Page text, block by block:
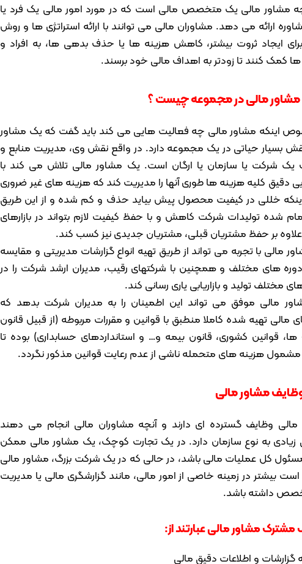
مشاور مالی یک متخصص مالی است که در مورد امور مالی یک فرد یا
ارائه می دهد. مشاوران مالی می توانند با ارائه استراتژی ها و روش
ایجاد ثروت بیشتر، کاهش هزینه ها یا حذف بدهی ها، به افراد و
کمک کنند تا زودتر به اهداف مالی خود برسند.
مالی در مجموعه چیست ؟
اینکه مشاور مالی چه فعالیت هایی می کند باید گفت که یک مشاور
بسیار حیاتی در یک مجموعه دارد. در واقع نقش وی، مدیریت منابع و
یک شرکت یا سازمان یا ارگان است. یک مشاور مالی تلاش می کند با
دقیق کلیه هزینه ها طوری آنها را مدیریت کند که هزینه های غیر ضروری
خللی در کیفیت محصول پیش بیاید حذف و کم شده و از این طریق
شده تولیدات شرکت کاهش و با حفظ کیفیت لازم بتواند در بازارهای
علاوه بر حفظ مشتریان قبلی، مشتریان جدیدی نیز کسب کند.
مالی با تجربه می تواند از طریق تهیه انواع گزارشات مدیریتی و مقایسه
دوره های مختلف و همچنین با شرکتهای رقیب، مدیران ارشد شرکت را در
مختلف تولید و بازاریابی یاری رسانی کند.
مالی موفق می تواند این اطمینان را به مدیران شرکت بدهد که
مالی تهیه شده کاملا منطبق با قوانین و مقررات مربوطه (از قبیل قانون
ها، قوانین کشوری، قانون بیمه و… و استانداردهای حسابداری) بوده تا
هزینه های متحمله ناشی از عدم رعایت قوانین مذکور نگردد.
مشاور مالی
مالی وظایف گسترده ای دارند و آنچه مشاوران مالی انجام می دهند
به نوع سازمان دارد. در یک تجارت کوچک، یک مشاور مالی ممکن
کل عملیات مالی باشد، در حالی که در یک شرکت بزرگ، مشاور مالی
بیشتر در زمینه خاصی از امور مالی، مانند گزارشگری مالی یا مدیریت
داشته باشد.
مشاور مالی عبارتند از:
و اطلاعات دقیق مالی